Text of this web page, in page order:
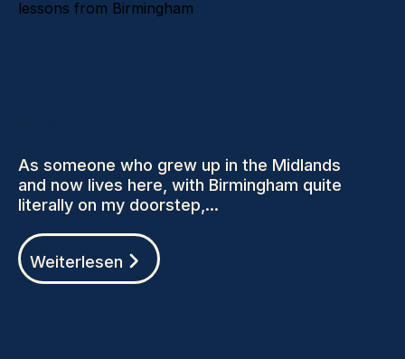
As someone who grew up in the Midlands
and now lives here, with Birmingham quite
literally on my doorstep,...
Weiterlesen